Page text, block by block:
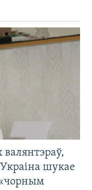
шукае
«чорным